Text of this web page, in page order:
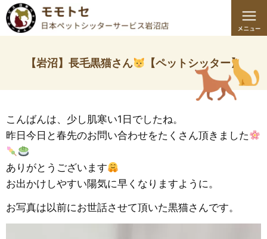
【岩沼】長毛黒猫さん 【ペットシッター】
こんばんは、少し肌寒い1日でしたね。
昨日今日と春先のお問い合わせをたくさん頂きました
ありがとうございます
お出かけしやすい陽気に早くなりますように。
お写真は以前にお世話させて頂いた黒猫さんです。